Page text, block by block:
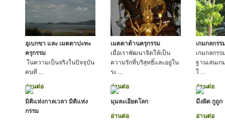
อุเบกขา และ เมตตาปะทะ
ครุกรรม
ในความเป็นจริงในปัจจุบัน
คนที ...
อ่านต่อ
เมตตาต้านครุกรรม
เมื่อเราพัฒนาจิตให้เป็น
ความรักที่บริสุทธิ์และอยู่ใน
ระ ...
อ่านต่อ
เกมกลกรร
เกมกลกร
ฐานเล่นเ
ใ ...
อ่านต่อ
มิติแห่งกาลเวลา มิติแห่ง
กรรม
มุมละเอียดโลก
อ่านต่อ
มึงผิด กูถูก
อ่านต่อ